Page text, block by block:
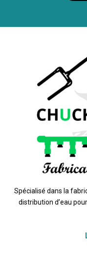
Spécialisé dans la
distribution d’eau